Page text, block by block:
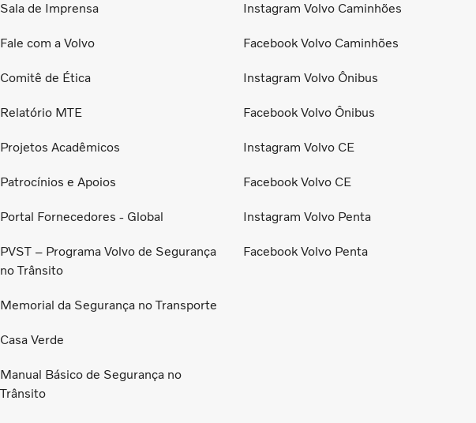
Sala de Imprensa
Fale com a Volvo
Comitê de Ética
Relatório MTE
Projetos Acadêmicos
Patrocínios e Apoios
Portal Fornecedores - Global
PVST – Programa Volvo de Segurança
no Trânsito
Memorial da Segurança no Transporte
Casa Verde
Manual Básico de Segurança no
Trânsito
Instagram Volvo Caminhões
Facebook Volvo Caminhões
Instagram Volvo Ônibus
Facebook Volvo Ônibus
Instagram Volvo CE
Facebook Volvo CE
Instagram Volvo Penta
Facebook Volvo Penta